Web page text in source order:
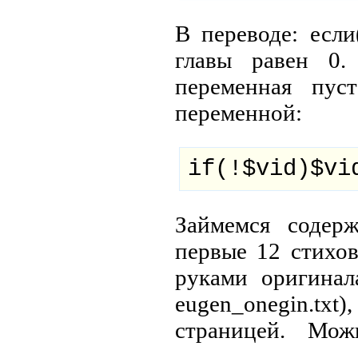
В переводе:
главы равен
переменная
переменной:
Займемся
первые 12
руками
страницей.